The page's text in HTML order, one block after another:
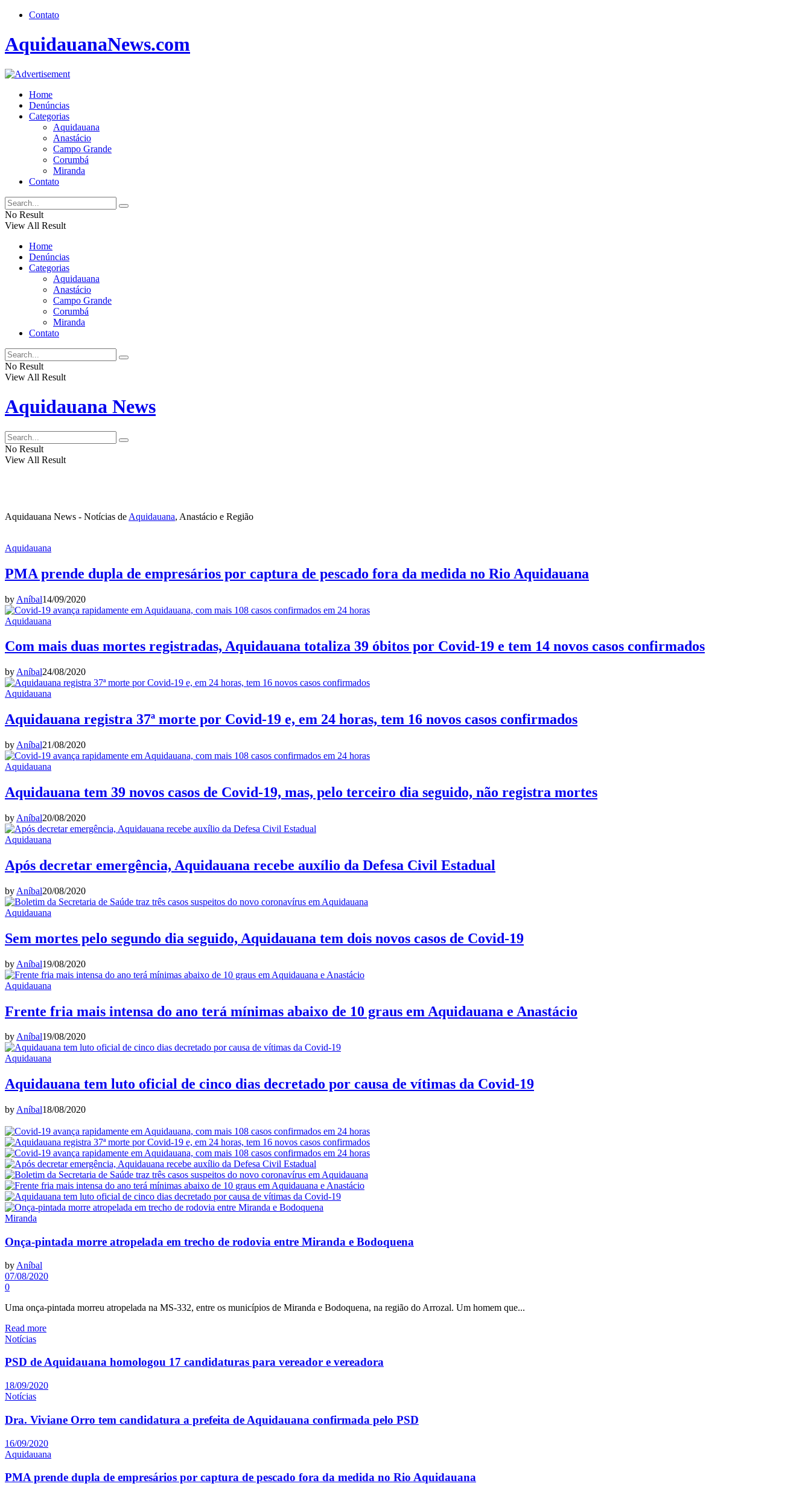
Contato
AquidauanaNews.com
Home
Denúncias
Categorias
Aquidauana
Anastácio
Campo Grande
Corumbá
Miranda
Contato
No Result
View All Result
Home
Denúncias
Categorias
Aquidauana
Anastácio
Campo Grande
Corumbá
Miranda
Contato
No Result
View All Result
Aquidauana News
No Result
View All Result
Aquidauana News - Notícias de Aquidauana, Anastácio e Região
Aquidauana
PMA prende dupla de empresários por captura de pescado fora da medida no Rio Aquidauana
by Aníbal14/09/2020
Aquidauana
Com mais duas mortes registradas, Aquidauana totaliza 39 óbitos por Covid-19 e tem 14 novos casos confirmados
by Aníbal24/08/2020
Aquidauana
Aquidauana registra 37ª morte por Covid-19 e, em 24 horas, tem 16 novos casos confirmados
by Aníbal21/08/2020
Aquidauana
Aquidauana tem 39 novos casos de Covid-19, mas, pelo terceiro dia seguido, não registra mortes
by Aníbal20/08/2020
Aquidauana
Após decretar emergência, Aquidauana recebe auxílio da Defesa Civil Estadual
by Aníbal20/08/2020
Aquidauana
Sem mortes pelo segundo dia seguido, Aquidauana tem dois novos casos de Covid-19
by Aníbal19/08/2020
Aquidauana
Frente fria mais intensa do ano terá mínimas abaixo de 10 graus em Aquidauana e Anastácio
byAníbal19/08/2020
Aquidauana
Aquidauana tem luto oficial de cinco dias decretado por causa de vítimas da Covid-19
by Aníbal18/08/2020
Miranda
Onça-pintada morre atropelada em trecho de rodovia entre Miranda e Bodoquena
by Aníbal
07/08/2020
0
Uma onça-pintada morreu atropelada na MS-332, entre os municípios de Miranda e Bodoquena, na região do Arrozal. Um homem que...
Read more
Notícias
PSD de Aquidauana homologou 17 candidaturas para vereador e vereadora
18/09/2020
Notícias
Dra. Viviane Orro tem candidatura a prefeita de Aquidauana confirmada pelo PSD
16/09/2020
Aquidauana
PMA prende dupla de empresários por captura de pescado fora da medida no Rio Aquidauana